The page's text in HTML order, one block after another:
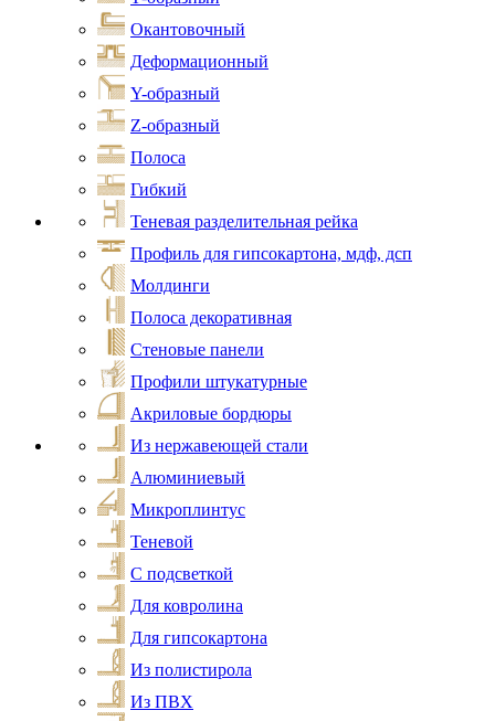
Окантовочный
Деформационный
Y-образный
Z-образный
Полоса
Гибкий
Теневая разделительная рейка
Профиль для гипсокартона, мдф, дсп
Молдинги
Полоса декоративная
Стеновые панели
Профили штукатурные
Акриловые бордюры
Из нержавеющей стали
Алюминиевый
Микроплинтус
Теневой
С подсветкой
Для ковролина
Для гипсокартона
Из полистирола
Из ПВХ